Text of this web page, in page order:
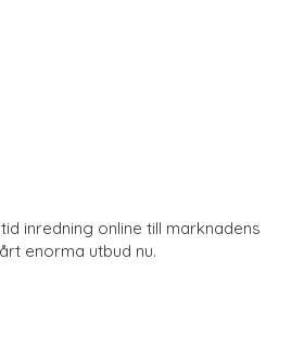
inredning online till marknadens
enorma utbud nu.